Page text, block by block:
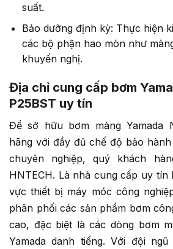
suất.
Bảo dưỡng định kỳ: Thực hiện
các bộ phận hao mòn như
khuyến nghị.
Địa chỉ cung cấp bơm
P25BST uy tín
Để sở hữu bơm màng Yamada
hãng với đầy đủ chế độ bảo
chuyên nghiệp, quý khách
HNTECH. Là nhà cung cấp uy
vực thiết bị máy móc công
phân phối các sản phẩm bơm
cao, đặc biệt là các dòng bơm
Yamada danh tiếng. Với đội